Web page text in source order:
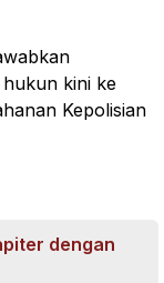
kini ke
Kepolisian
dengan